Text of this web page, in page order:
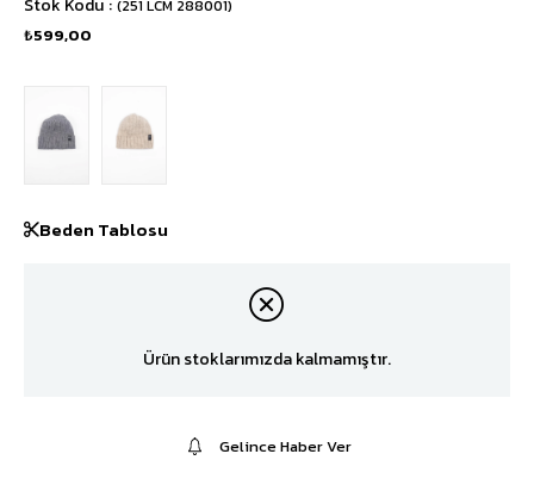
Stok Kodu (251 LCM 288001)
₺599,00
Beden Tablosu
Ürün stoklarımızda kalmamıştır.
Gelince Haber Ver